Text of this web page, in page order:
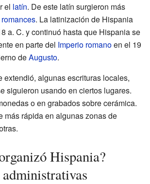
el latín. De este latín surgieron más
. La latinización de Hispania
a. C. y continuó hasta que Hispania se
en parte del Imperio romanoen el 19
deAugusto.
extendió, algunas escrituras locales,
siguieron usando en ciertos lugares.
o en grabados sobre cerámica.
más rápida en algunas zonas de
Hispania?